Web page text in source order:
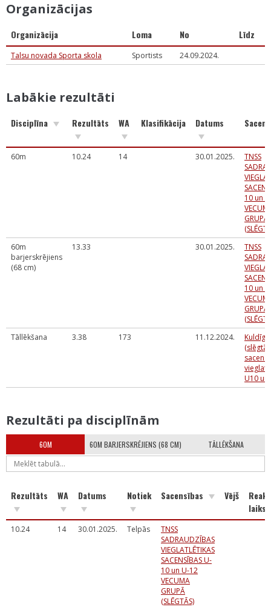
Organizācijas
Organizācija Loma No Līdz
Talsu novada Sporta skola Sportists 24.09.2024.
Labākie rezultāti
Disciplīna Rezultāts WA Klasifikācija Datums
60m 10.24 14 30.01.2025.
TNSS
10 un
GRUPĀ
60m
barjerskrējiens
(68 cm)
13.33 30.01.2025.
TNSS
10 un
GRUPĀ
Tāllēkšana
3.38 173 11.12.2024.
U10 un
Rezultāti pa disciplīnām
60M 60M BARJERSKRĒJIENS (68 CM) TĀLLĒKŠANA
Rezultāts WA Datums Notiek Sacensības Vējš
laiks
10.24 14 30.01.2025. Telpās
TNSS
SADRAUDZĪBAS
VIEGLATLĒTIKAS
SACENSĪBAS U-
10 un U-12
VECUMA
GRUPĀ
(SLĒGTĀS)